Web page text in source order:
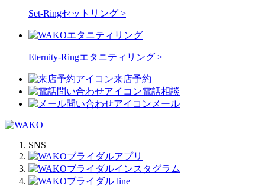
Set-Ringセットリング >
Eternity-Ringエタニティリング >
来店予約
電話相談
メール
SNS